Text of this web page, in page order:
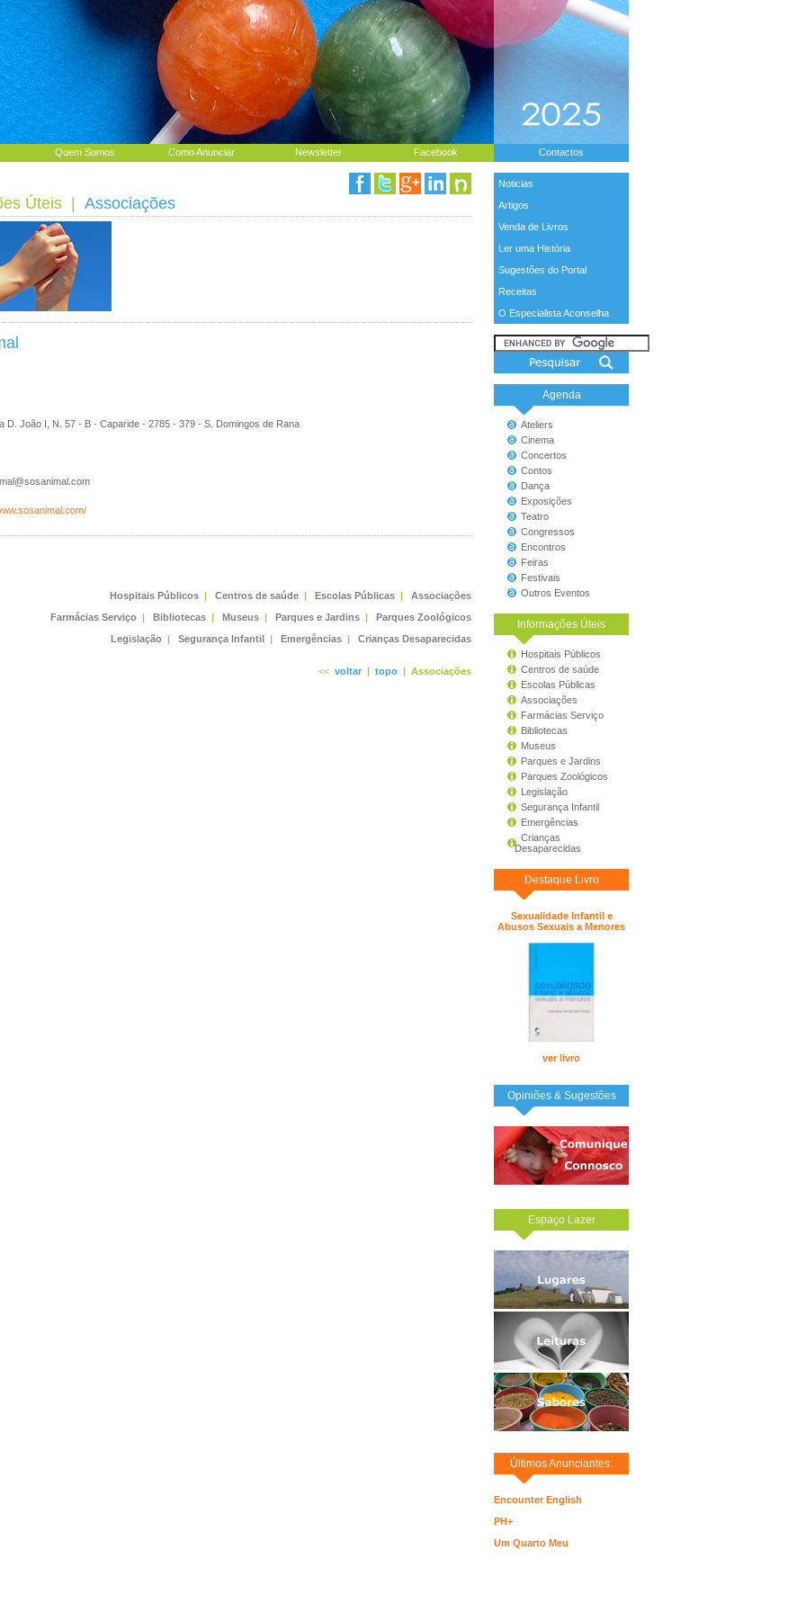
Quem Somos Como Anunciar Newsletter Facebook Contactos
Noticias
Artigos
Venda de Livros
Ler uma História
Sugestões do Portal
Receitas
O Especialista Aconselha
Agenda
Ateliers
Cinema
Concertos
Contos
Dança
Exposições
Teatro
Congressos
Encontros
Feiras
Festivais
Outros Eventos
Informações Úteis
Hospitais Públicos
Centros de saúde
Escolas Públicas
Associações
Farmácias Serviço
Bibliotecas
Museus
Parques e Jardins
Parques Zoológicos
Legislação
Segurança Infantil
Emergências
Crianças
Desaparecidas
Destaque Livro
Sexualidade Infantil e
Abusos Sexuais a Menores
ver livro
Opiniões & Sugestões
Espaço Lazer
Últimos Anunciantes:
Encounter English
PH+
Um Quarto Meu
Úteis Associações
D. João I, N. 57 - B - Caparide - 2785 - 379 - S. Domingos de Rana
Hospitais Públicos | Centros de saúde | Escolas Públicas |
Associações
Farmácias Serviço | Bibliotecas | Museus | Parques e Jardins |
Parques Zoológicos
Legislação | Segurança Infantil | Emergências | Crianças Desaparecidas
<< voltar | topo | Associações